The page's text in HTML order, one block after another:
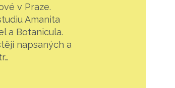
v Praze.
Amanita
a Botanicula.
napsaných a